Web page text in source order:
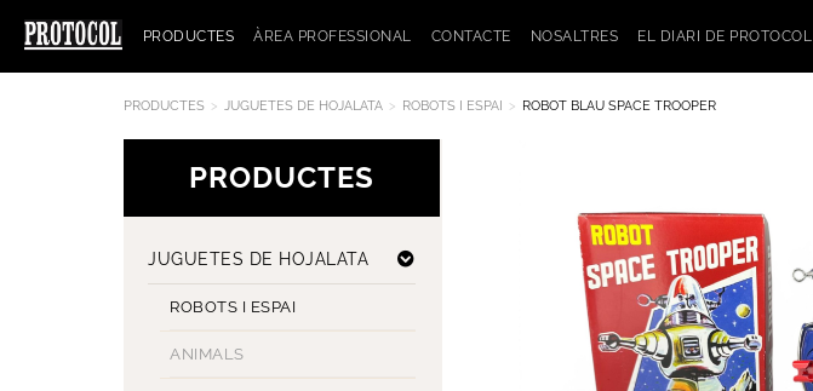
PRODUCTES ÀREA PROFESSIONAL CONTACTE NOSALTRES EL DIARI DE PROTOCOL
PRODUCTES JUGUETES DE HOJALATA ROBOTS I ESPAI ROBOT BLAU SPACE TROOPER
PRODUCTES
JUGUETES DE HOJALATA
ROBOTS I ESPAI
ANIMALS